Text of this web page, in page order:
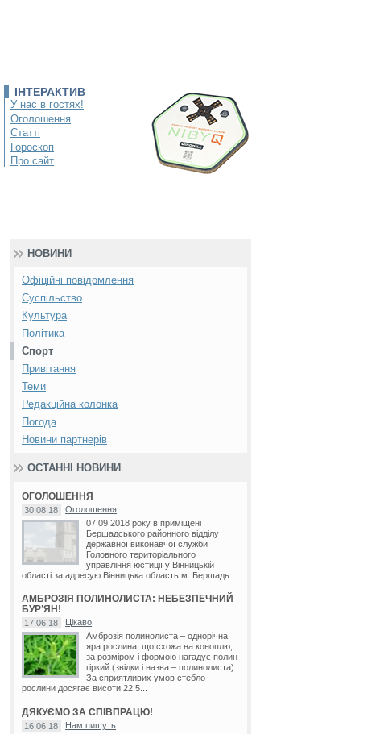
ІНТЕРАКТИВ
У нас в гостях!
Оголошення
Статті
Гороскоп
Про сайт
НОВИНИ
Офіційні повідомлення
Суспільство
Культура
Політика
Спорт
Привітання
Теми
Редакційна колонка
Погода
Новини партнерів
ОСТАННІ НОВИНИ
ОГОЛОШЕННЯ
30.08.18
Оголошення
07.09.2018 року в приміщені
Бершадського районного відділу
державної виконавчої служби
Головного територіального
управління юстиції у Вінницькій
області за адресую Вінницька область м. Бершадь...
АМБРОЗІЯ ПОЛИНОЛИСТА: НЕБЕЗПЕЧНИЙ
БУР’ЯН!
17.06.18
Цікаво
Амброзія полинолиста – однорічна
яра рослина, що схожа на коноплю,
за розміром і формою нагадує полин
гіркий (звідки і назва – полинолиста).
За сприятливих умов стебло
рослини досягає висоти 22,5...
ДЯКУЄМО ЗА СПІВПРАЦЮ!
16.06.18
Нам пишуть